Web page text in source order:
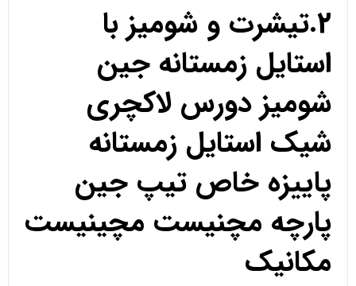
2.تیشرت و شومیز با
استایل زمستانه جین
شومیز دورس لاکچری
شیک استایل زمستانه
پاییزه خاص تیپ جین
پارچه مچنیست مچینیست
مکانیک